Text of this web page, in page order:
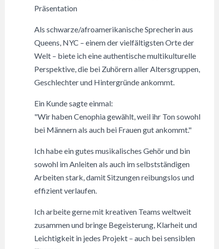
Präsentation
Als schwarze/afroamerikanische Sprecherin aus
Queens, NYC – einem der vielfältigsten Orte der
Welt – biete ich eine authentische multikulturelle
Perspektive, die bei Zuhörern aller Altersgruppen,
Geschlechter und Hintergründe ankommt.
Ein Kunde sagte einmal:
"Wir haben Cenophia gewählt, weil ihr Ton sowohl
bei Männern als auch bei Frauen gut ankommt."
Ich habe ein gutes musikalisches Gehör und bin
sowohl im Anleiten als auch im selbstständigen
Arbeiten stark, damit Sitzungen reibungslos und
effizient verlaufen.
Ich arbeite gerne mit kreativen Teams weltweit
zusammen und bringe Begeisterung, Klarheit und
Leichtigkeit in jedes Projekt – auch bei sensiblen